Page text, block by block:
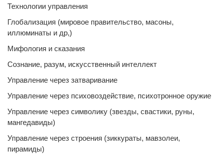
Технологии управления
Глобализация (мировое правительство, масоны,
иллюминаты и др,)
Мифология и сказания
Сознание, разум, искусственный интеллект
Управление через затваривание
Управление через психовоздействие, психотронное оружие
Управление через символику (звезды, свастики, руны,
мангедавиды)
Управление через строения (зиккураты, мавзолеи,
пирамиды)